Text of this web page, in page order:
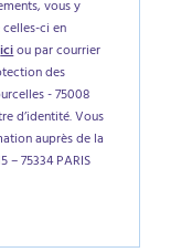
vous y
ci en
iciou par courrier
des
- 75008
d’identité. Vous
auprès de la
– 75334 PARIS